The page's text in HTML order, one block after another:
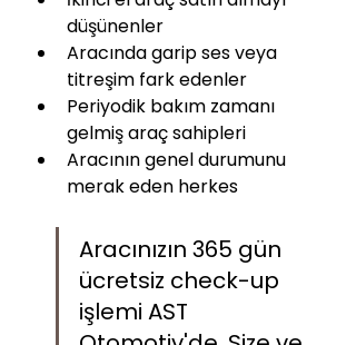
düşünenler
Aracında garip ses veya
titreşim fark edenler
Periyodik bakım zamanı
gelmiş araç sahipleri
Aracının genel durumunu
merak eden herkes
Aracınızın 365 gün
ücretsiz check-up
işlemi AST